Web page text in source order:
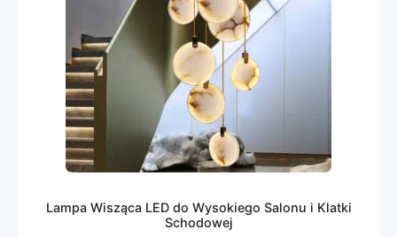
Lampa Wisząca LED do Wysokiego Salonu i Klatki
Schodowej